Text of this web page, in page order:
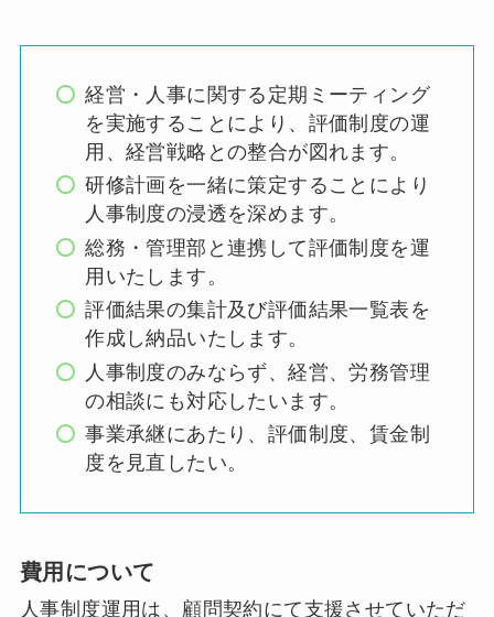
経営・人事に関する定期ミーティング
を実施することにより、評価制度の運
用、経営戦略との整合が図れます。
研修計画を一緒に策定することにより
人事制度の浸透を深めます。
総務・管理部と連携して評価制度を運
用いたします。
評価結果の集計及び評価結果一覧表を
作成し納品いたします。
人事制度のみならず、経営、労務管理
の相談にも対応したいます。
事業承継にあたり、評価制度、賃金制
度を見直したい。
費用について
人事制度運用は、顧問契約にて支援させていただ